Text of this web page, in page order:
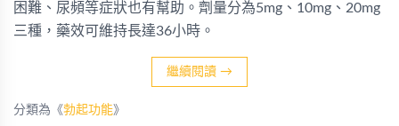
困難、尿頻等症狀也有幫助。劑量分為5mg、10mg、20mg
三種，藥效可維持長達36小時。
繼續閱讀 →
分類為《勃起功能》